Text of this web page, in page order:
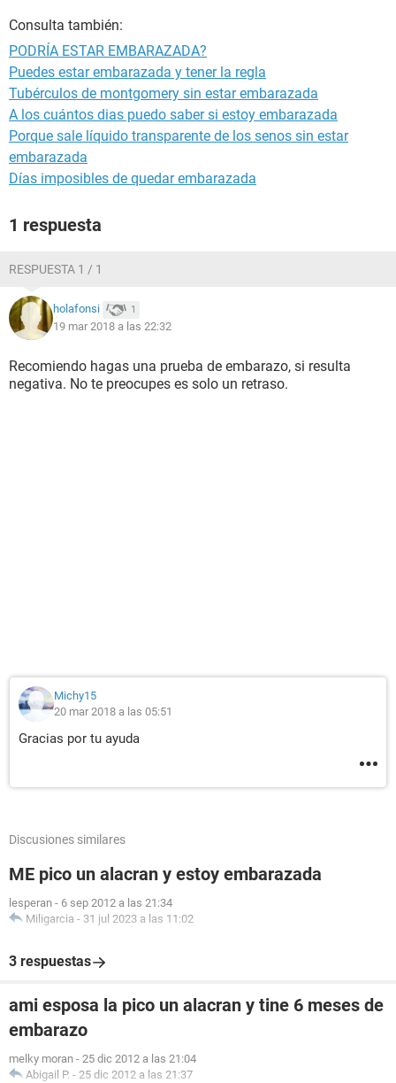
Consulta también:
PODRÍA ESTAR EMBARAZADA?
Puedes estar embarazada y tener la regla
Tubérculos de montgomery sin estar embarazada
A los cuántos dias puedo saber si estoy embarazada
Porque sale líquido transparente de los senos sin estar
embarazada
Días imposibles de quedar embarazada
1 respuesta
RESPUESTA 1 / 1
holafonsi 1
19 mar 2018 a las 22:32
Recomiendo hagas una prueba de embarazo, si resulta
negativa. No te preocupes es solo un retraso.
Michy15
20 mar 2018 a las 05:51
Gracias por tu ayuda
Discusiones similares
ME pico un alacran y estoy embarazada
lesperan - 6 sep 2012 a las 21:34
Miligarcia - 31 jul 2023 a las 11:02
3 respuestas
ami esposa la pico un alacran y tine 6 meses de
embarazo
melky moran - 25 dic 2012 a las 21:04
Abigail P. - 25 dic 2012 a las 21:37